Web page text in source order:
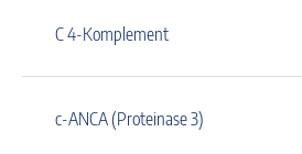
C 4-Komplement
c-ANCA (Proteinase 3)